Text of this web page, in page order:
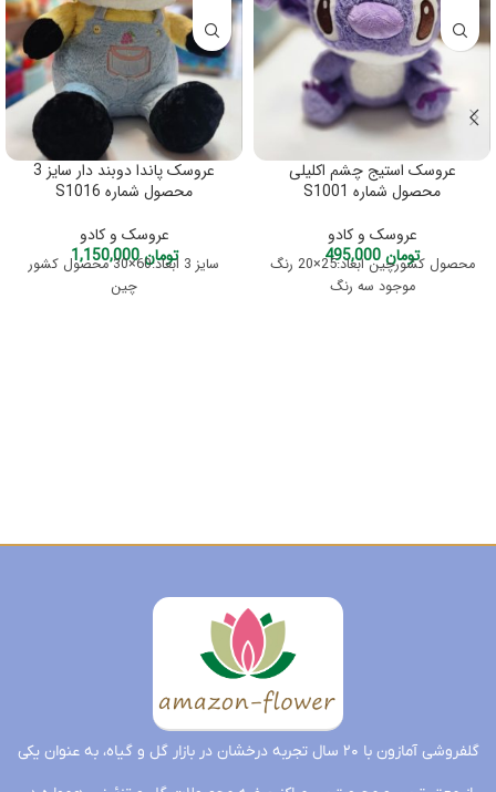
عروسک استیج چشم اکلیلی
محصول شماره S1001
عروسک و کادو
تومان
محصول کشورچین ابعاد:25×20 رنگ
موجود سه رنگ
عروسک پاندا دوبند دار سایز 3
محصول شماره S1016
عروسک و کادو
تومان1,150,000
سایز 3 ابعاد:60×30 محصول کشور
چین
گلفروشی آمازون با ۲۰ سال تجربه درخشان در بازار گل و گیاه، به عنوان یکی